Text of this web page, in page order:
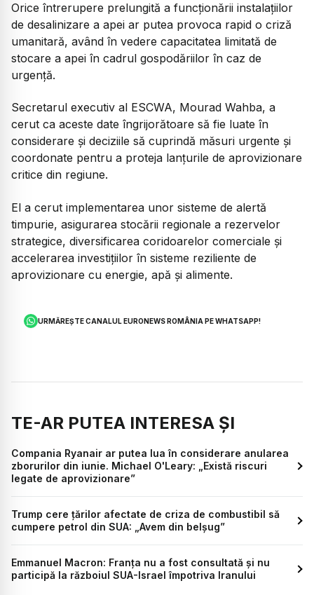
Orice întrerupere prelungită a funcționării instalațiilor
de desalinizare a apei ar putea provoca rapid o criză
umanitară, având în vedere capacitatea limitată de
stocare a apei în cadrul gospodăriilor în caz de
urgență.
Secretarul executiv al ESCWA, Mourad Wahba, a
cerut ca aceste date îngrijorătoare să fie luate în
considerare și deciziile să cuprindă măsuri urgente și
coordonate pentru a proteja lanțurile de aprovizionare
critice din regiune.
El a cerut implementarea unor sisteme de alertă
timpurie, asigurarea stocării regionale a rezervelor
strategice, diversificarea coridoarelor comerciale și
accelerarea investițiilor în sisteme reziliente de
aprovizionare cu energie, apă și alimente.
URMĂREȘTE CANALUL EURONEWS ROMÂNIA PE WHATSAPP!
TE-AR PUTEA INTERESA ȘI
Compania Ryanair ar putea lua în considerare anularea
zborurilor din iunie. Michael O'Leary: „Există riscuri
legate de aprovizionare”
Trump cere țărilor afectate de criza de combustibil să
cumpere petrol din SUA: „Avem din belșug”
Emmanuel Macron: Franța nu a fost consultată și nu
participă la războiul SUA-Israel împotriva Iranului